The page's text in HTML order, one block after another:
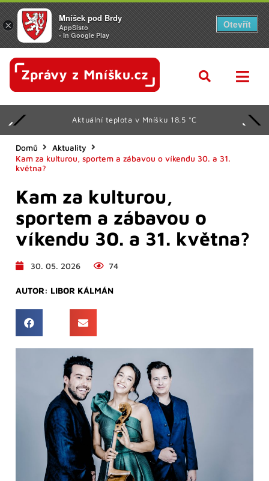
Aktuální teplota v Mníšku 18.5 °C
Domů
Aktuality
Kam za kulturou, sportem a zábavou o víkendu 30. a 31.
května?
Kam za kulturou,
sportem a zábavou o
víkendu 30. a 31. května?
30. 05. 2026 74
AUTOR: LIBOR KÁLMÁN
×
Mníšek pod Brdy
AppSisto
- In Google Play
Otevřít